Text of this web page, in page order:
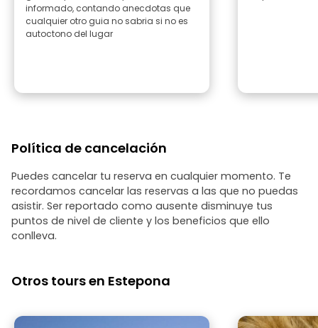
informado, contando anecdotas que
cualquier otro guia no sabria si no es
autoctono del lugar
Política de cancelación
Puedes cancelar tu reserva en cualquier momento. Te
recordamos cancelar las reservas a las que no puedas
asistir. Ser reportado como ausente disminuye tus
puntos de nivel de cliente y los beneficios que ello
conlleva.
Otros tours en Estepona